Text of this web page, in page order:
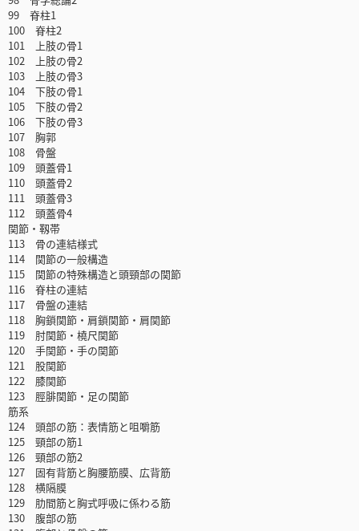
99 脊柱1
100 脊柱2
101 上肢の骨1
102 上肢の骨2
103 上肢の骨3
104 下肢の骨1
105 下肢の骨2
106 下肢の骨3
107 胸郭
108 骨盤
109 頭蓋骨1
110 頭蓋骨2
111 頭蓋骨3
112 頭蓋骨4
関節・靱帯
113 骨の連結様式
114 関節の一般構造
115 関節の特殊構造と頭頸部の関節
116 脊柱の連結
117 骨盤の連結
118 胸鎖関節・肩鎖関節・肩関節
119 肘関節・橈尺関節
120 手関節・手の関節
121 股関節
122 膝関節
123 脛腓関節・足の関節
筋系
124 頭部の筋：表情筋と咀嚼筋
125 頸部の筋1
126 頸部の筋2
127 固有背筋と胸腰筋膜、広背筋
128 横隔膜
129 肋間筋と胸式呼吸に係わる筋
130 腹部の筋